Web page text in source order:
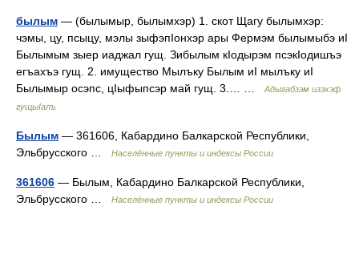
былым — (былымыр, былымхэр) 1. скот Щагу былымхэр:
чэмы, цу, псыцу, мэлы зыфэпIонхэр ары Фермэм былымыбэ иI
Былымым зыер иаджал гущ. Зибылым кIодырэм псэкIодишъэ
егъахъэ гущ. 2. имущество Мылъку Былым иI мылъку иI
Былымыр осэпс, цIыфыпсэр май гущ. 3.… …
Адыгабзэм изэхэф
гущыIалъ
Былым — 361606, Кабардино Балкарской Республики,
Эльбрусского …
Населённые пункты и индексы России
361606 — Былым, Кабардино Балкарской Республики,
Эльбрусского …
Населённые пункты и индексы России